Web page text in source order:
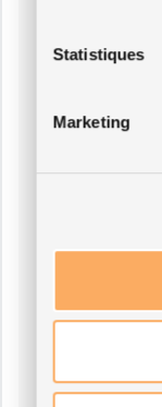
Statistiques
Marketing